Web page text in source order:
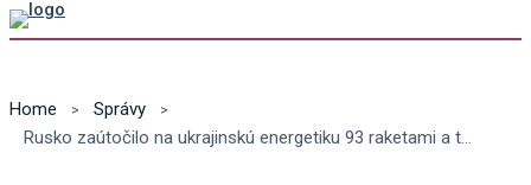
Home
Správy
Rusko zaútočilo na ukrajinskú energetiku 93 raketami a takmer 200 dronmi